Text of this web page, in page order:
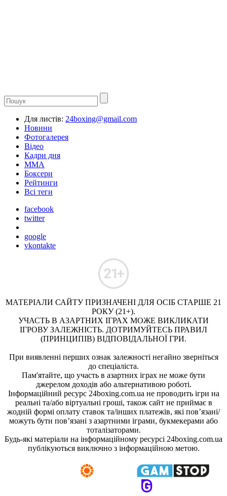
Для листів: 24boxing@gmail.com
Новини
Фотогалерея
Відео
Кадри дня
ММА
Боксери
Рейтинги
Всі теги
facebook
twitter
google
vkontakte
МАТЕРІАЛИ САЙТУ ПРИЗНАЧЕНІ ДЛЯ ОСІБ СТАРШЕ 21
РОКУ (21+).
УЧАСТЬ В АЗАРТНИХ ІГРАХ МОЖЕ ВИКЛИКАТИ
ІГРОВУ ЗАЛЕЖНІСТЬ. ДОТРИМУЙТЕСЬ ПРАВИЛ
(ПРИНЦИПІВ) ВІДПОВІДАЛЬНОЇ ГРИ.
При виявленні перших ознак залежності негайно зверніться
до спеціаліста.
Пам'ятайте, що участь в азартних іграх не може бути
джерелом доходів або альтернативою роботі.
Інформаційний ресурс 24boxing.com.ua не проводить ігри на
реальні та/або віртуальні гроші, також сайт не приймає в
жодній формі оплату ставок та/інших платежів, які пов’язані/
можуть бути пов’язані з азартними іграми, букмекерами або
тоталізаторами.
Будь-які матеріали на інформаційному ресурсі 24boxing.com.ua
публікуються виключно з інформаційною метою.